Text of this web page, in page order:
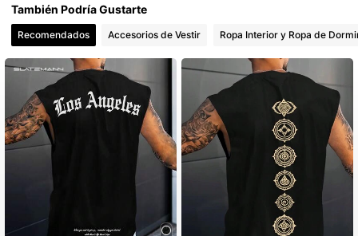
También Podría Gustarte
Recomendados Accesorios de Vestir Ropa Interior y Ropa de